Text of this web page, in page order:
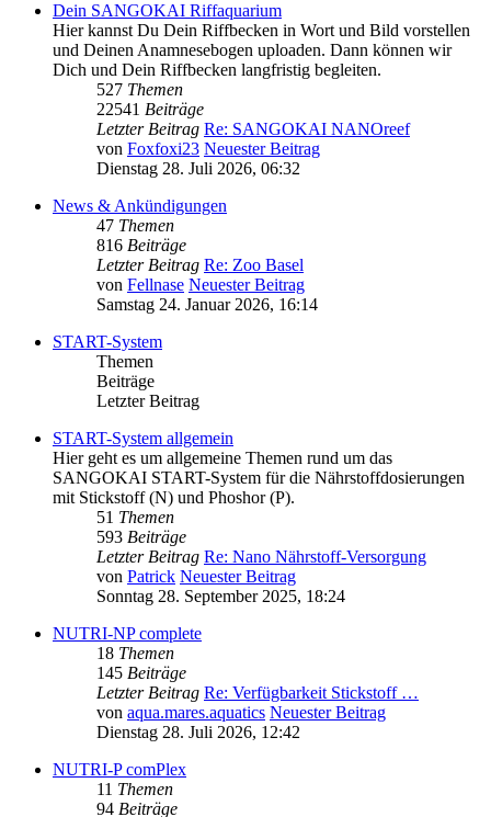
Dein SANGOKAI Riffaquarium
Hier kannst Du Dein Riffbecken in Wort und Bild vorstellen
und Deinen Anamnesebogen uploaden. Dann können wir
Dich und Dein Riffbecken langfristig begleiten.
527 Themen
22541 Beiträge
Letzter Beitrag Re: SANGOKAI NANOreef
von Foxfoxi23 Neuester Beitrag
Dienstag 28. Juli 2026, 06:32
News & Ankündigungen
47 Themen
816 Beiträge
Letzter Beitrag Re: Zoo Basel
von Fellnase Neuester Beitrag
Samstag 24. Januar 2026, 16:14
START-System
Themen
Beiträge
Letzter Beitrag
START-System allgemein
Hier geht es um allgemeine Themen rund um das
SANGOKAI START-System für die Nährstoffdosierungen
mit Stickstoff (N) und Phoshor (P).
51 Themen
593 Beiträge
Letzter Beitrag Re: Nano Nährstoff-Versorgung
von Patrick Neuester Beitrag
Sonntag 28. September 2025, 18:24
NUTRI-NP complete
18 Themen
145 Beiträge
Letzter Beitrag Re: Verfügbarkeit Stickstoff …
von aqua.mares.aquatics Neuester Beitrag
Dienstag 28. Juli 2026, 12:42
NUTRI-P comPlex
11 Themen
94 Beiträge